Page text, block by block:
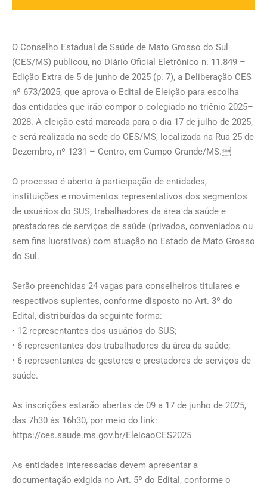
O Conselho Estadual de Saúde de Mato Grosso do Sul
(CES/MS) publicou, no Diário Oficial Eletrônico n. 11.849 –
Edição Extra de 5 de junho de 2025 (p. 7), a Deliberação CES
nº 673/2025, que aprova o Edital de Eleição para escolha
das entidades que irão compor o colegiado no triênio 2025–
2028. A eleição está marcada para o dia 17 de julho de 2025,
e será realizada na sede do CES/MS, localizada na Rua 25 de
Dezembro, nº 1231 – Centro, em Campo Grande/MS.
O processo é aberto à participação de entidades,
instituições e movimentos representativos dos segmentos
de usuários do SUS, trabalhadores da área da saúde e
prestadores de serviços de saúde (privados, conveniados ou
sem fins lucrativos) com atuação no Estado de Mato Grosso
do Sul.
Serão preenchidas 24 vagas para conselheiros titulares e
respectivos suplentes, conforme disposto no Art. 3º do
Edital, distribuídas da seguinte forma:
• 12 representantes dos usuários do SUS;
• 6 representantes dos trabalhadores da área da saúde;
• 6 representantes de gestores e prestadores de serviços de
saúde.
As inscrições estarão abertas de 09 a 17 de junho de 2025,
das 7h30 às 16h30, por meio do link:
https://ces.saude.ms.gov.br/EleicaoCES2025
As entidades interessadas devem apresentar a
documentação exigida no Art. 5º do Edital, conforme o